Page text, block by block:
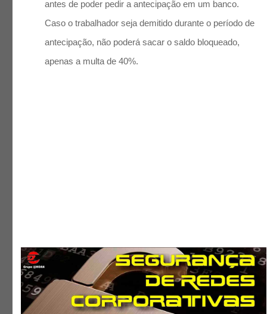
antes de poder pedir a antecipação em um banco.
Caso o trabalhador seja demitido durante o período de
antecipação, não poderá sacar o saldo bloqueado,
apenas a multa de 40%.